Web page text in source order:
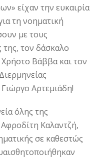
είχαν την ευκαιρία
τη νοηματική
με τους
της, τον δάσκαλο
Βάββα και τον
Αρτεμιάδη!
όλης της
Καλαντζή,
σε καθεστώς